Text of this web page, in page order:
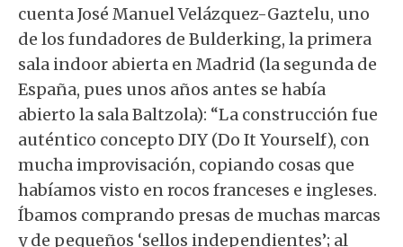
cuenta José Manuel Velázquez-Gaztelu, uno
de los fundadores de Bulderking, la primera
sala indoor abierta en Madrid (la segunda de
España, pues unos años antes se había
abierto la sala Baltzola): “La construcción fue
auténtico concepto DIY (Do It Yourself), con
mucha improvisación, copiando cosas que
habíamos visto en rocos franceses e ingleses.
Íbamos comprando presas de muchas marcas
y de pequeños ‘sellos independientes’; al